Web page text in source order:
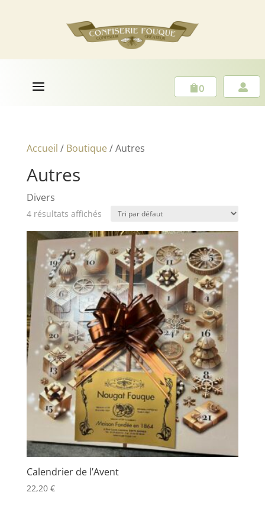
a 0 
Accueil / Boutique/ Autres
Autres
Divers
4 résultats affichés
Calendrier de l’Avent
22,20 €